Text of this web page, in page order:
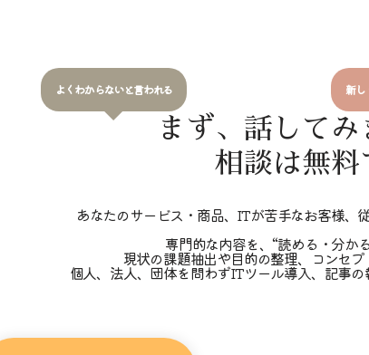
よくわからないと言われる 新し
まず、話してみ
相談は無料
あなたのサービス・商品、ITが苦手なお客様、
専門的な内容を、“読める・分か
現状の課題抽出や目的の整理、コンセプ
個人、法人、団体を問わずITツール導入、記事の